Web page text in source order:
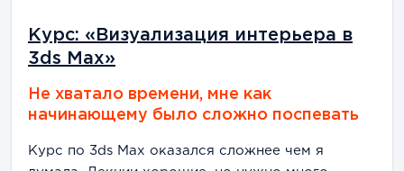
Курс: «Визуализация интерьера в
3ds Max»
Не хватало времени, мне как
начинающему было сложно поспевать
Курс по 3ds Max оказался сложнее чем я